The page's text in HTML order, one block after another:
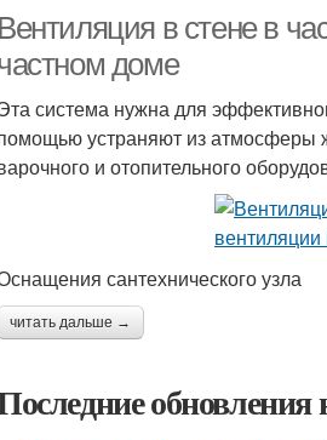
Вентиляция в стене в
доме
система нужна для
устраняют из атмосферы
и отопительного
сантехнического узла
читать дальше →
обновления